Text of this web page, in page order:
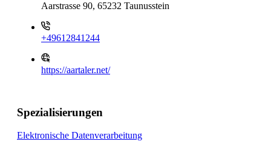
Aarstrasse 90, 65232 Taunusstein
+49612841244
https://aartaler.net/
Spezialisierungen
Elektronische Datenverarbeitung